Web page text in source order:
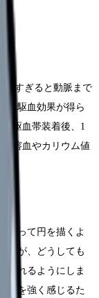
つすぎると動脈まで
な駆血効果が得ら
駆血帯装着後、1
溶血やカリウム値
かって円を描くよ
すが、どうしても
触れるようにしま
みを強く感じるた